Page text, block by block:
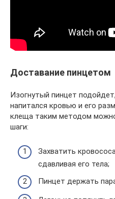
Доставание пинцетом
Изогнутый пинцет
напитался кровью и его
клеща таким методом
шаги:
Захватить
сдавливая его тела;
Пинцет держать